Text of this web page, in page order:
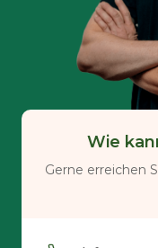
Wie
Gerne erreichen